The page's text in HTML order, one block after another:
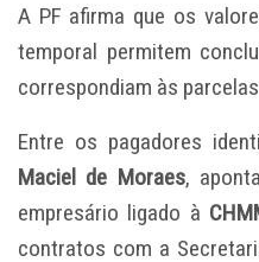
A PF afirma que os
temporal permitem
correspondiam às
Entre os pagadores
Maciel de Moraes,
empresário ligado à
contratos com a